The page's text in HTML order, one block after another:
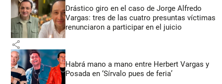
Drástico giro en el caso de Jorge Alfredo
Vargas: tres de las cuatro presuntas víctimas
renunciaron a participar en el juicio
share
Habrá mano a mano entre Herbert Vargas y
Posada en ‘Sírvalo pues de feria’